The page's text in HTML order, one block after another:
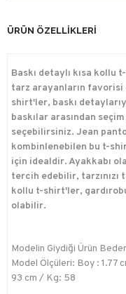
ÜRÜN ÖZELLIKLERI
Baskı detaylı kısa
tarz arayanların
shirt'ler, baskı
baskılar arasından
seçebilirsiniz. Jean
kombinlenebilen bu t-
için idealdir. Ayakkabı
tercih edebilir, tarzınızı
kollu t-shirt'ler,
olabilir.
Modelin Giydiği Ürün
Model Ölçüleri: Boy : 1.77
93 cm / Kg: 58